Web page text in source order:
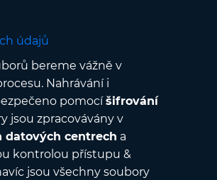
údajů
bereme vážně v
Nahrávání i
pomocíšifrování
jsou zpracovávány v
datových centrech a
kontrolou přístupu &
jsou všechny soubory